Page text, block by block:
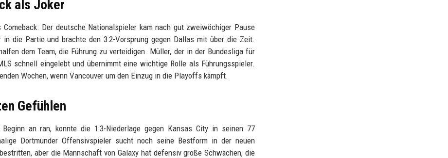
als Joker
Der deutsche Nationalspieler kam nach gut zweiwöchiger Pause
die Partie und brachte den 3:2-Vorsprung gegen Dallas mit über die Zeit.
dem Team, die Führung zu verteidigen. Müller, der in der Bundesliga für
schnell eingelebt und übernimmt eine wichtige Rolle als Führungsspieler.
Wochen, wenn Vancouver um den Einzug in die Playoffs kämpft.
Gefühlen
an ran, konnte die 1:3-Niederlage gegen Kansas City in seinen 77
Dortmunder Offensivspieler sucht noch seine Bestform in der neuen
aber die Mannschaft von Galaxy hat defensiv große Schwächen, die